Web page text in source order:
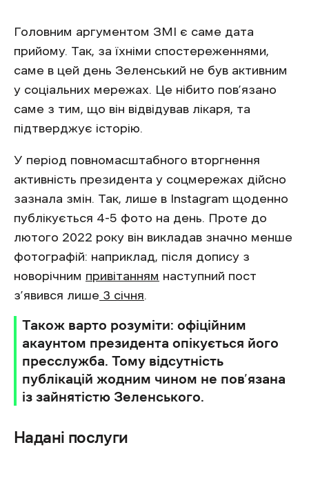
Головним аргументом ЗМІ є саме дата
прийому. Так, за їхніми спостереженнями,
саме в цей день Зеленський не був активним
у соціальних мережах. Це нібито пов’язано
саме з тим, що він відвідував лікаря, та
підтверджує історію.
У період повномасштабного вторгнення
активність президента у соцмережах дійсно
зазнала змін. Так, лише в Instagram щоденно
публікується 4-5 фото на день. Проте до
лютого 2022 року він викладав значно менше
фотографій: наприклад, після допису з
новорічним привітанням наступний пост
з’явився лише 3 січня.
Також варто розуміти: офіційним
акаунтом президента опікується його
пресслужба. Тому відсутність
публікацій жодним чином не пов’язана
із зайнятістю Зеленського.
Надані послуги